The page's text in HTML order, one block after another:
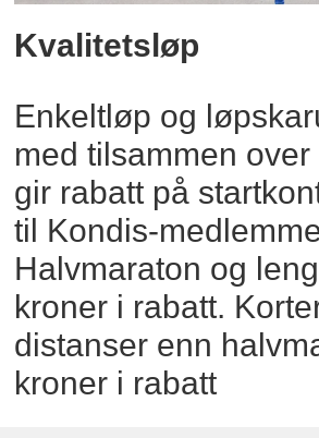
Kvalitetsløp
Enkeltløp og
med tilsammen
gir rabatt på
til Kondis-
Halvmaraton og
kroner i rabatt.
distanser enn
kroner i rabatt